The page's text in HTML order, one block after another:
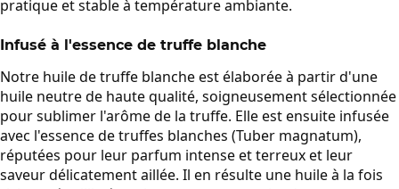
pratique et stable à température ambiante.
Infusé à l'essence de truffe blanche
Notre huile de truffe blanche est élaborée à partir d'une
huile neutre de haute qualité, soigneusement sélectionnée
pour sublimer l'arôme de la truffe. Elle est ensuite infusée
avec l'essence de truffes blanches (Tuber magnatum),
réputées pour leur parfum intense et terreux et leur
saveur délicatement aillée. Il en résulte une huile à la fois